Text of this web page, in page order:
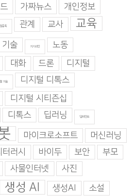
가짜뉴스
개인정보
중독 관계 교사 교육
기술 기지과인
노동
대화 드론
디지털
기술
디지털 디톡스
디지털 시티즌십
디톡스 딥러닝 딥마인드
마이크로소프트
머신러닝
러시 바이두 보안 부모
사물인터넷
사진
생성 AI 생성AI 소설